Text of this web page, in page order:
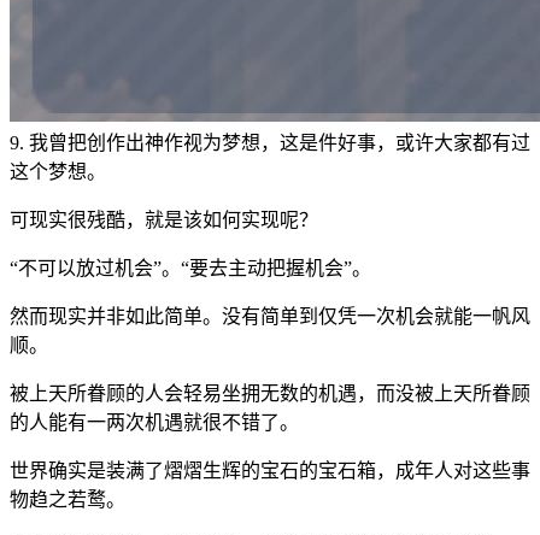
9. 我曾把创作出神作视为梦想，这是件好事，或许大家都有过
这个梦想。
可现实很残酷，就是该如何实现呢？
“不可以放过机会”。“要去主动把握机会”。
然而现实并非如此简单。没有简单到仅凭一次机会就能一帆风
顺。
被上天所眷顾的人会轻易坐拥无数的机遇，而没被上天所眷顾
的人能有一两次机遇就很不错了。
世界确实是装满了熠熠生辉的宝石的宝石箱，成年人对这些事
物趋之若鹜。